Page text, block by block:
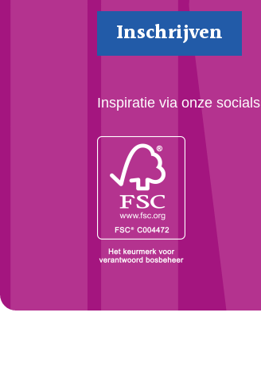
Inspiratie via onze socials